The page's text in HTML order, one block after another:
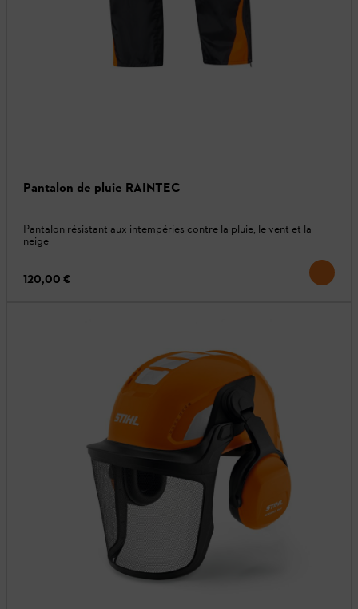
Pantalon de pluie RAINTEC
Pantalon résistant aux intempéries contre la pluie, le vent et la
neige
120,00 €